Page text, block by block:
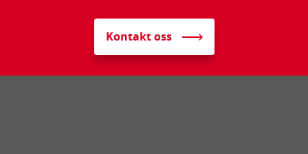
Kontakt oss